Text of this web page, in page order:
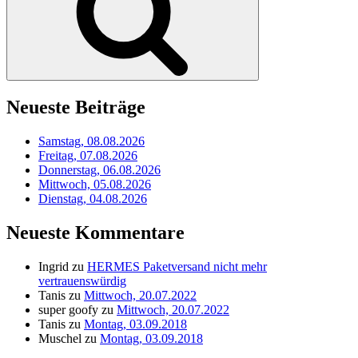
Neueste Beiträge
Samstag, 08.08.2026
Freitag, 07.08.2026
Donnerstag, 06.08.2026
Mittwoch, 05.08.2026
Dienstag, 04.08.2026
Neueste Kommentare
Ingrid zu HERMES Paketversand nicht mehr
vertrauenswürdig
Tanis zu Mittwoch, 20.07.2022
super goofy zu Mittwoch, 20.07.2022
Tanis zu Montag, 03.09.2018
Muschel zu Montag, 03.09.2018